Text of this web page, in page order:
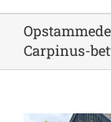
Carpinus-